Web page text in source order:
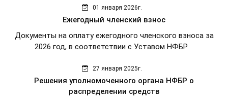
01 января 2026г.
Ежегодный членский взнос
Документы на оплату ежегодного членского взноса за
2026 год, в соответствии с Уставом НФБР
27 января 2025г.
Решения уполномоченного органа НФБР о
распределении средств